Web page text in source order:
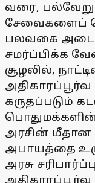
வரை, பல்வேறு
சேவைகளைப்
பலவகை
சமர்ப்பிக்க
சூழலில்,
கருதப்படும்
அரசின் மீதான
அபாயத்தை
அரசு